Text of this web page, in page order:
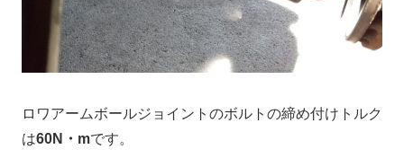
ロワアームボールジョイントのボルトの締め付けトルク
は60N・mです。